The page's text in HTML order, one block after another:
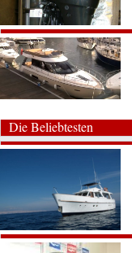
Die Beliebtesten